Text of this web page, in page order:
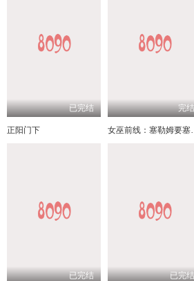
已完结
正阳门下
完结
女巫前
已完结 已完结